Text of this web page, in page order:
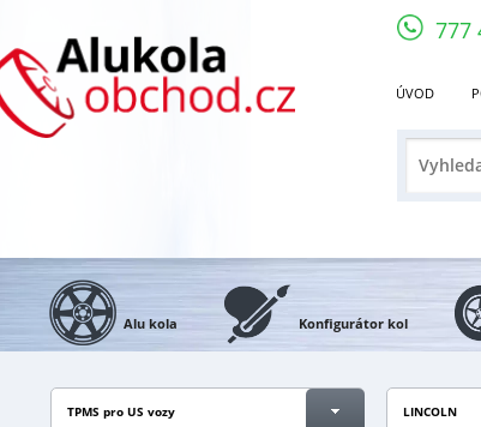
777
ÚVOD
Alu kola Konfigurátor kol
TPMS pro US vozy LINCOLN